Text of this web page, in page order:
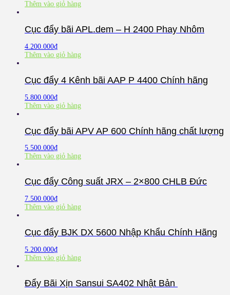
Thêm vào giỏ hàng
Cục đẩy bãi APL.dem – H 2400 Phay Nhôm
4.200.000₫
Thêm vào giỏ hàng
Cục đẩy 4 Kênh bãi AAP P 4400 Chính hãng
5.800.000₫
Thêm vào giỏ hàng
Cục đẩy bãi APV AP 600 Chính hãng chất lượng
5.500.000₫
Thêm vào giỏ hàng
Cục đẩy Công suất JRX – 2×800 CHLB Đức
7.500.000₫
Thêm vào giỏ hàng
Cục đẩy BJK DX 5600 Nhập Khẩu Chính Hãng
5.200.000₫
Thêm vào giỏ hàng
Đẩy Bãi Xịn Sansui SA402 Nhật Bản